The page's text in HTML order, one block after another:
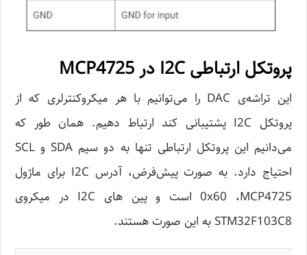
پروتکل ارتباطی I2C در MCP4725
این تراشه‌ی DAC را می‌توانیم با هر میکروکنترلری که از
پروتکل I2C پشتیبانی کند ارتباط دهیم. همان ‌طور که
می‌دانیم این پروتکل ارتباطی تنها به دو سیم SDA و SCL
احتیاج دارد. به صورت پیش‌فرض، آدرس I2C برای ماژول
0x60 ،MCP4725 است و پین های I2C در میکروی
STM32F103C8 به این صورت هستند.